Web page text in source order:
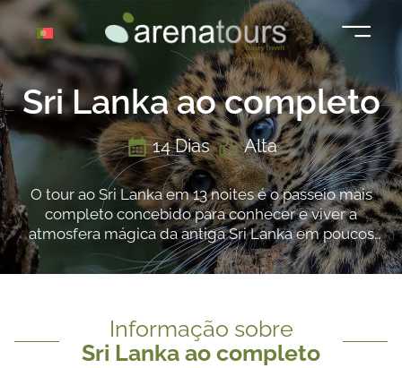
Saltar
o
conteúdo
Sri Lanka ao completo
14 Dias Alta
O tour ao Sri Lanka em 13 noites é o passeio mais
completo concebido para conhecer e viver a
atmosfera mágica da antiga Sri Lanka em poucos
dias. Este passeio permite descubrir os mais
importantes vestígios arqueológicos da ilha,
Informação sobre
Sri Lanka ao completo